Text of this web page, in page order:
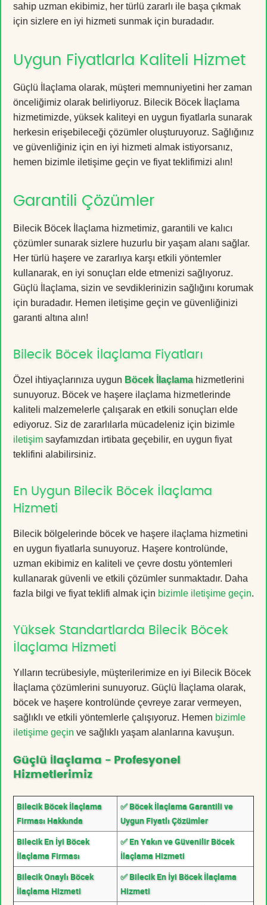
sahip uzman ekibimiz, her türlü zararlı ile başa çıkmak
için sizlere en iyi hizmeti sunmak için buradadır.
Uygun Fiyatlarla Kaliteli Hizmet
Güçlü İlaçlama olarak, müşteri memnuniyetini her zaman
önceliğimiz olarak belirliyoruz. Bilecik Böcek İlaçlama
hizmetimizde, yüksek kaliteyi en uygun fiyatlarla sunarak
herkesin erişebileceği çözümler oluşturuyoruz. Sağlığınız
ve güvenliğiniz için en iyi hizmeti almak istiyorsanız,
hemen bizimle iletişime geçin ve fiyat teklifimizi alın!
Garantili Çözümler
Bilecik Böcek İlaçlama hizmetimiz, garantili ve kalıcı
çözümler sunarak sizlere huzurlu bir yaşam alanı sağlar.
Her türlü haşere ve zararlıya karşı etkili yöntemler
kullanarak, en iyi sonuçları elde etmenizi sağlıyoruz.
Güçlü İlaçlama, sizin ve sevdiklerinizin sağlığını korumak
için buradadır. Hemen iletişime geçin ve güvenliğinizi
garanti altına alın!
Bilecik Böcek İlaçlama Fiyatları
Özel ihtiyaçlarınıza uygun Böcek İlaçlamahizmetlerini
sunuyoruz. Böcek ve haşere ilaçlama hizmetlerinde
kaliteli malzemelerle çalışarak en etkili sonuçları elde
ediyoruz. Siz de zararlılarla mücadeleniz için bizimle
iletişim sayfamızdan irtibata geçebilir, en uygun fiyat
teklifini alabilirsiniz.
En Uygun Bilecik Böcek İlaçlama
Hizmeti
Bilecik bölgelerinde böcek ve haşere ilaçlama hizmetini
en uygun fiyatlarla sunuyoruz. Haşere kontrolünde,
uzman ekibimiz en kaliteli ve çevre dostu yöntemleri
kullanarak güvenli ve etkili çözümler sunmaktadır. Daha
fazla bilgi ve fiyat teklifi almak için bizimle iletişime geçin.
Yüksek Standartlarda Bilecik Böcek
İlaçlama Hizmeti
Yılların tecrübesiyle, müşterilerimize en iyi Bilecik Böcek
İlaçlama çözümlerini sunuyoruz. Güçlü İlaçlama olarak,
böcek ve haşere kontrolünde çevreye zarar vermeyen,
sağlıklı ve etkili yöntemlerle çalışıyoruz. Hemen bizimle
iletişime geçin ve sağlıklı yaşam alanlarına kavuşun.
Güçlü İlaçlama - Profesyonel
Hizmetlerimiz
Bilecik Böcek İlaçlama
Firması Hakkında
✅ Böcek İlaçlama Garantili ve
Uygun Fiyatlı Çözümler
Bilecik En İyi Böcek
İlaçlama Firması
✅ En Yakın ve Güvenilir Böcek
İlaçlama Hizmeti
Bilecik Onaylı Böcek
İlaçlama Hizmeti
✅ Bilecik En İyi Böcek İlaçlama
Hizmeti